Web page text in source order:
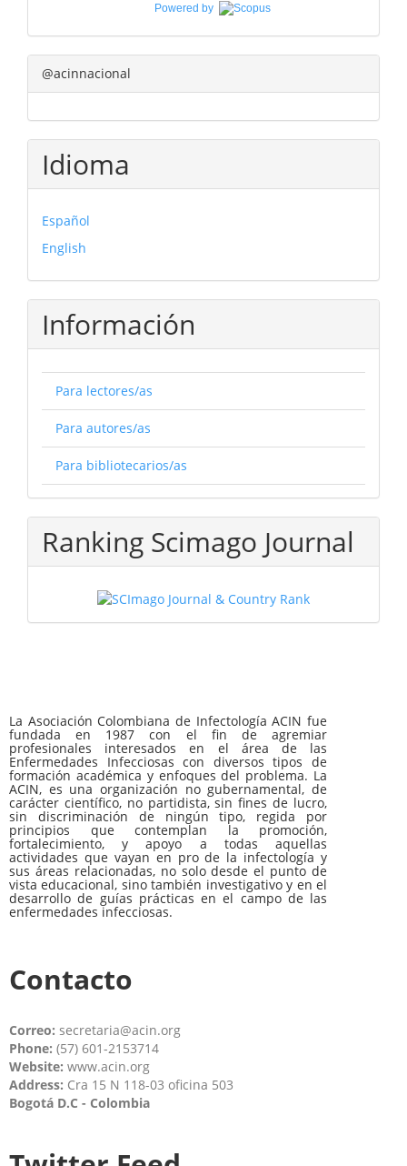
Powered by
@acinnacional
Idioma
Español
English
Información
Para lectores/as
Para autores/as
Para bibliotecarios/as
Ranking Scimago Journal
La Asociación Colombiana de Infectología ACIN fue
fundada en 1987 con el fin de agremiar
profesionales interesados en el área de las
Enfermedades Infecciosas con diversos tipos de
formación académica y enfoques del problema. La
ACIN, es una organización no gubernamental, de
carácter científico, no partidista, sin fines de lucro,
sin discriminación de ningún tipo, regida por
principios que contemplan la promoción,
fortalecimiento, y apoyo a todas aquellas
actividades que vayan en pro de la infectología y
sus áreas relacionadas, no solo desde el punto de
vista educacional, sino también investigativo y en el
desarrollo de guías prácticas en el campo de las
enfermedades infecciosas.
Contacto
Correo: secretaria@acin.org
Phone: (57) 601-2153714
Website: www.acin.org
Address: Cra 15 N 118-03 oficina 503
Bogotá D.C - Colombia